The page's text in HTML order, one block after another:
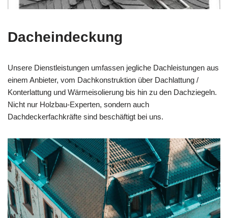
Dacheindeckung
Unsere Dienstleistungen umfassen jegliche Dachleistungen aus
einem Anbieter, vom Dachkonstruktion über Dachlattung /
Konterlattung und Wärmeisolierung bis hin zu den Dachziegeln.
Nicht nur Holzbau-Experten, sondern auch
Dachdeckerfachkräfte sind beschäftigt bei uns.